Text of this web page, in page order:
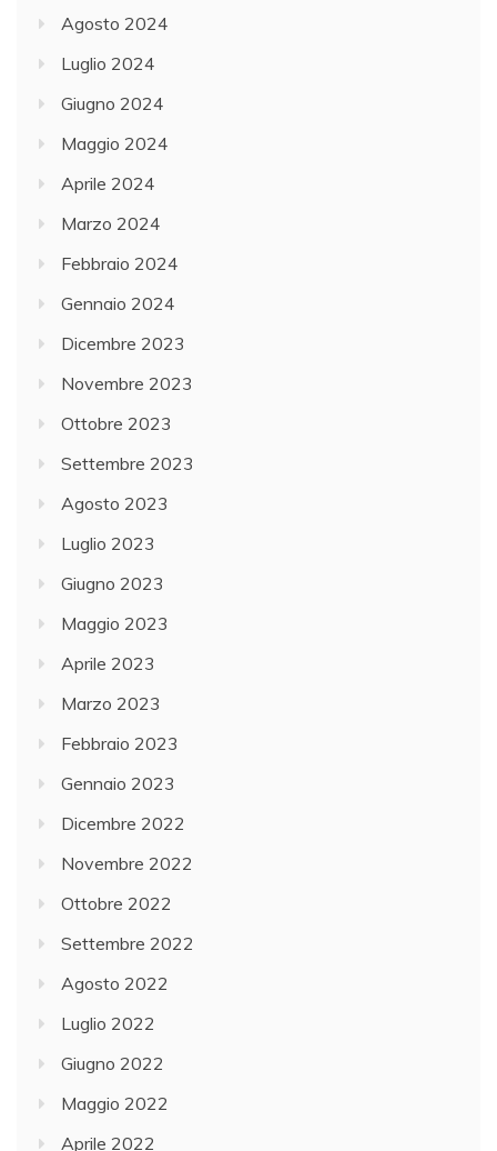
Agosto 2024
Luglio 2024
Giugno 2024
Maggio 2024
Aprile 2024
Marzo 2024
Febbraio 2024
Gennaio 2024
Dicembre 2023
Novembre 2023
Ottobre 2023
Settembre 2023
Agosto 2023
Luglio 2023
Giugno 2023
Maggio 2023
Aprile 2023
Marzo 2023
Febbraio 2023
Gennaio 2023
Dicembre 2022
Novembre 2022
Ottobre 2022
Settembre 2022
Agosto 2022
Luglio 2022
Giugno 2022
Maggio 2022
Aprile 2022